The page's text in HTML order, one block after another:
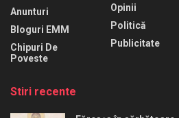
Anunturi
Bloguri EMM
Chipuri De
Poveste
Opinii
Politică
Publicitate
Stiri recente